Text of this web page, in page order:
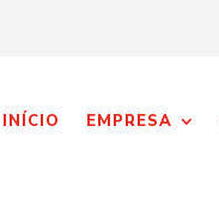
INÍCIO EMPRESA